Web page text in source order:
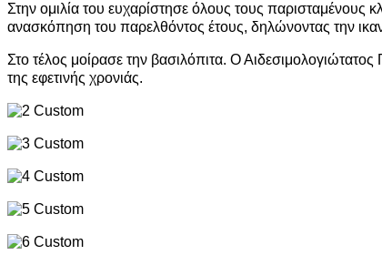
Στην ομιλία του ευχαρίστησε όλους τους παρισταμένους
ανασκόπηση του παρελθόντος έτους, δηλώνοντας την
Στο τέλος μοίρασε την βασιλόπιτα. Ο
της εφετινής χρονιάς.